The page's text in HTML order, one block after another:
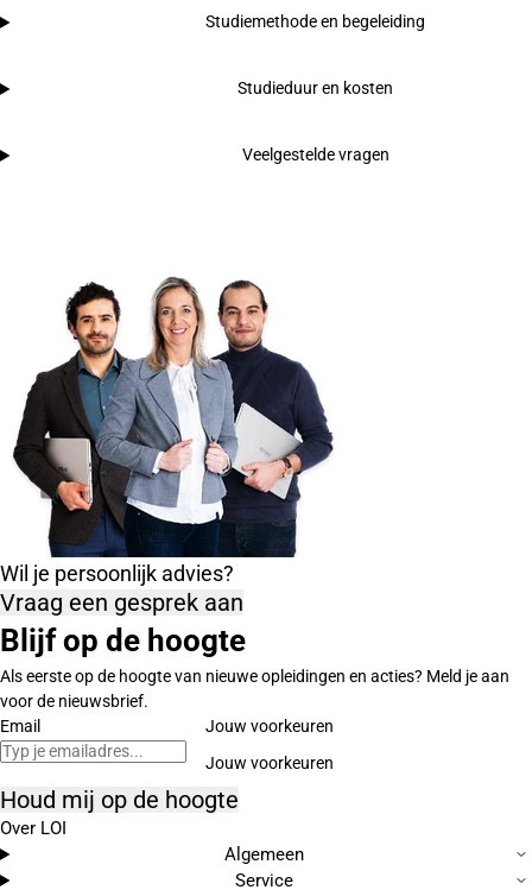
Studiemethode en begeleiding
Studieduur en kosten
Veelgestelde vragen
Wil je persoonlijk advies?
Vraag een gesprek aan
Blijf op de hoogte
Als eerste op de hoogte van nieuwe opleidingen en acties? Meld je aan
voor de nieuwsbrief.
Email
Jouw voorkeuren
Houd mij op de hoogte
Over LOI
Algemeen
Service